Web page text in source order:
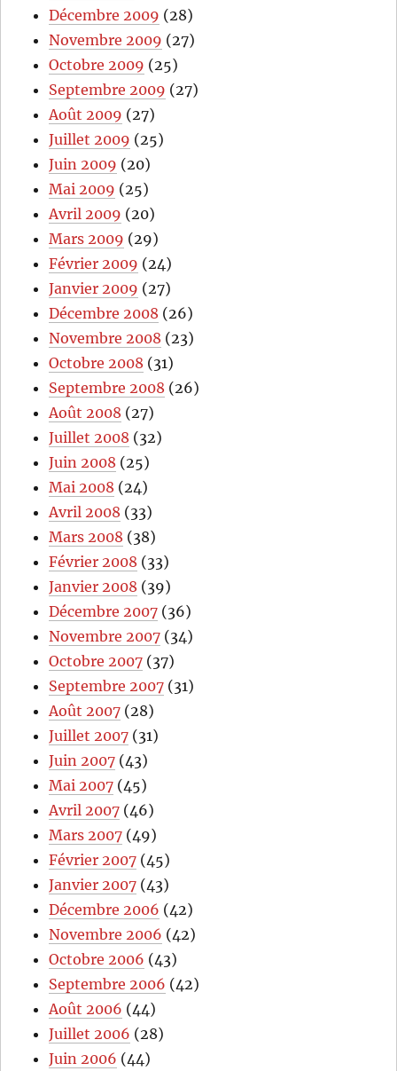
Décembre 2009 (28)
Novembre 2009 (27)
Octobre 2009 (25)
Septembre 2009 (27)
Août 2009 (27)
Juillet 2009 (25)
Juin 2009 (20)
Mai 2009 (25)
Avril 2009 (20)
Mars 2009 (29)
Février 2009 (24)
Janvier 2009 (27)
Décembre 2008 (26)
Novembre 2008 (23)
Octobre 2008 (31)
Septembre 2008 (26)
Août 2008 (27)
Juillet 2008 (32)
Juin 2008 (25)
Mai 2008 (24)
Avril 2008 (33)
Mars 2008 (38)
Février 2008 (33)
Janvier 2008 (39)
Décembre 2007 (36)
Novembre 2007 (34)
Octobre 2007 (37)
Septembre 2007 (31)
Août 2007 (28)
Juillet 2007 (31)
Juin 2007 (43)
Mai 2007 (45)
Avril 2007 (46)
Mars 2007 (49)
Février 2007 (45)
Janvier 2007 (43)
Décembre 2006 (42)
Novembre 2006 (42)
Octobre 2006 (43)
Septembre 2006 (42)
Août 2006 (44)
Juillet 2006 (28)
Juin 2006 (44)